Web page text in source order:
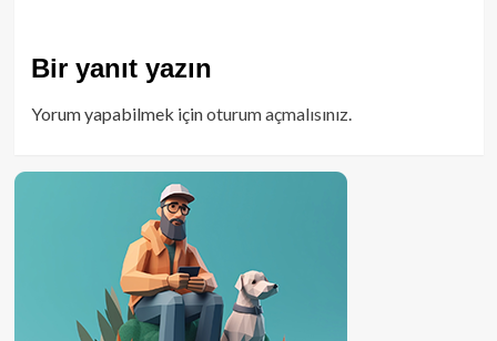
Bir yanıt yazın
Yorum yapabilmek içinoturum açmalısınız.